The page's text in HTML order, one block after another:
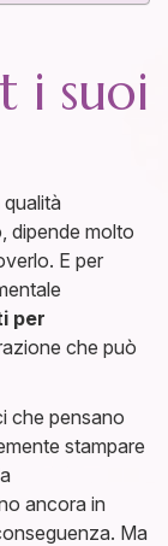
i suoi
dipende molto
E per
per
che può
che pensano
stampare
ancora in
Ma